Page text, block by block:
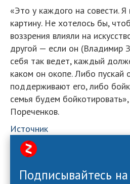
«Это у каждого на совести. Я
картину. Не хотелось бы,
воззрения влияли на
другой — если он (Владимир
себя так ведет, каждый
каком он окопе. Либо пускай
поддерживают его, либо
семья будем
Пореченков.
Источник
Подписывайтесь